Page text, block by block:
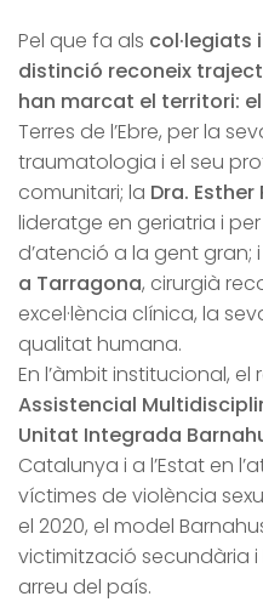
Pel que fa als col·legiats
distinció reconeix
han marcat el territori:
Terres de l’Ebre, per la
traumatologia i el seu
comunitari; la Dra. Esther
lideratge en geriatria i
d’atenció a la gent gran; i
a Tarragona, cirurgià
excel·lència clínica, la
qualitat humana.
En l’àmbit institucional, el
Assistencial
Unitat Integrada
Catalunya i a l’Estat en
víctimes de violència
el 2020, el model
victimització secundària
arreu del país.